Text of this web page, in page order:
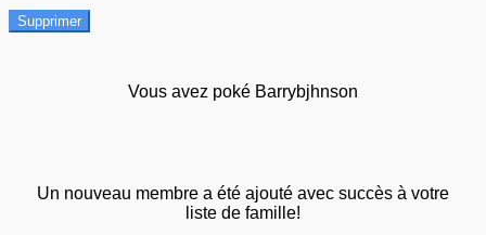
Supprimer
Vous avez poké Barrybjhnson
Un nouveau membre a été ajouté avec succès à votre
liste de famille!